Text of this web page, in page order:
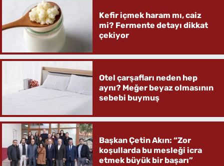
Kefir içmek haram mı, caiz
mi? Fermente detayı dikkat
çekiyor
Otel çarşafları neden hep
aynı? Meğer beyaz olmasının
sebebi buymuş
Başkan Çetin Akın: “Zor
koşullarda bu mesleği icra
etmek büyük bir başarı”